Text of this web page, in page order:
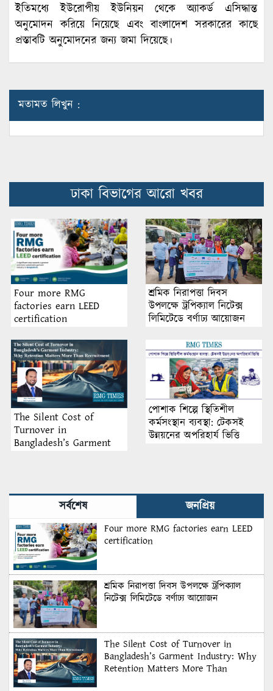
ইতিমধ্যে ইউরোপীয় ইউনিয়ন থেকে অ্যাকর্ড এসিদ্ধান্ত
অনুমোদন করিয়ে নিয়েছে এবং বাংলাদেশ সরকারের কাছে
প্রস্তাবটি অনুমোদনের জন্য জমা দিয়েছে।
মতামত লিখুন :
ঢাকা বিভাগের আরো খবর
Four more RMG
factories earn LEED
certification
শ্রমিক নিরাপত্তা দিবস
উপলক্ষে ট্রপিক্যাল নিটেক্স
লিমিটেডে বর্ণাঢ্য আয়োজন
The Silent Cost of
Turnover in
Bangladesh’s Garment
পোশাক শিল্পে স্থিতিশীল
কর্মসংস্থান ব্যবস্থা: টেকসই
উন্নয়নের অপরিহার্য ভিত্তি
সর্বশেষ জনপ্রিয়
Four more RMG factories earn LEED
certification
শ্রমিক নিরাপত্তা দিবস উপলক্ষে ট্রপিক্যাল
নিটেক্স লিমিটেডে বর্ণাঢ্য আয়োজন
The Silent Cost of Turnover in
Bangladesh’s Garment Industry: Why
Retention Matters More Than